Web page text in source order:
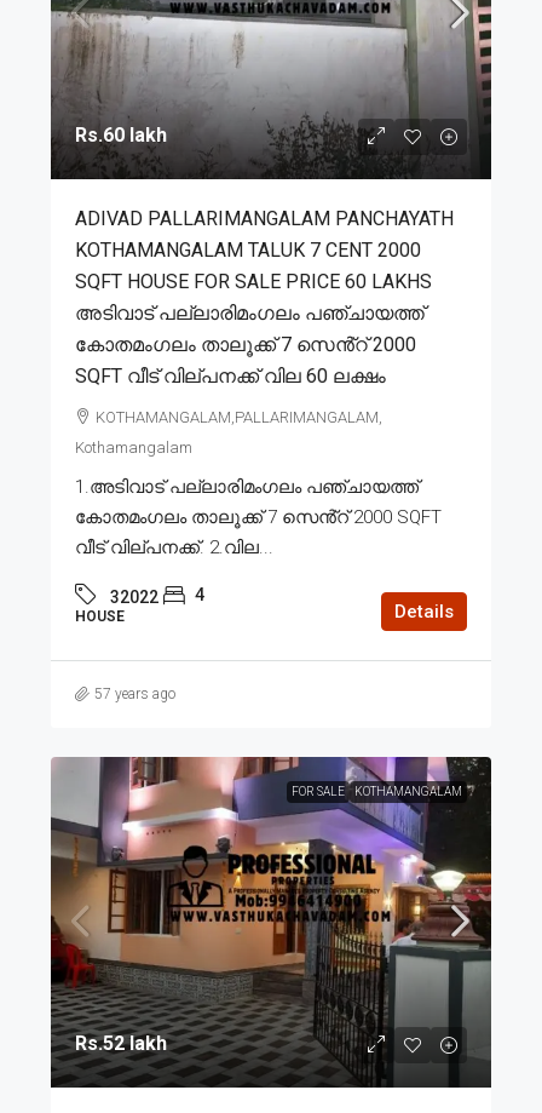
Rs.60 lakh
ADIVAD PALLARIMANGALAM PANCHAYATH
KOTHAMANGALAM TALUK 7 CENT 2000
SQFT HOUSE FOR SALE PRICE 60 LAKHS
അടിവാട് പല്ലാരിമംഗലം പഞ്ചായത്ത്
കോതമംഗലം താലൂക്ക് 7 സെൻ്റ് 2000
SQFT വീട് വില്പനക്ക് വില 60 ലക്ഷം
KOTHAMANGALAM,PALLARIMANGALAM,
Kothamangalam
1.അടിവാട് പല്ലാരിമംഗലം പഞ്ചായത്ത്
കോതമംഗലം താലൂക്ക് 7 സെൻ്റ് 2000 SQFT
വീട് വില്പനക്ക്. 2.വില...
32022 4
HOUSE Details
57 years ago
FOR SALE KOTHAMANGALAM
Rs.52 lakh